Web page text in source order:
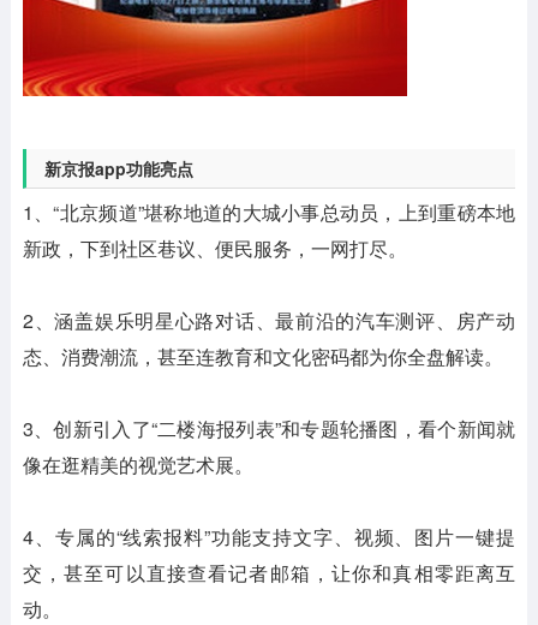
新京报app功能亮点
1、“北京频道”堪称地道的大城小事总动员，上到重磅本地
新政，下到社区巷议、便民服务，一网打尽。
2、涵盖娱乐明星心路对话、最前沿的汽车测评、房产动
态、消费潮流，甚至连教育和文化密码都为你全盘解读。
3、创新引入了“二楼海报列表”和专题轮播图，看个新闻就
像在逛精美的视觉艺术展。
4、专属的“线索报料”功能支持文字、视频、图片一键提
交，甚至可以直接查看记者邮箱，让你和真相零距离互
动。